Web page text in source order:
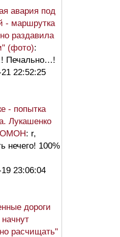
авария под
- маршрутка
раздавила
(фото):
Печально…!
22:52:25
- попытка
Лукашенко
ОМОН: r,
нечего! 100%
23:06:04
дороги
расчищать"